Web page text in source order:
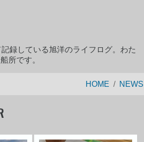
録している旭洋のライフログ。わた
所です。
HOME NEWS